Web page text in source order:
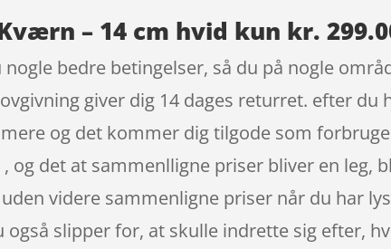
– 14 cm hvid kun kr.
bedre betingelser, så du på nogle
giver dig 14 dages returret. efter
og det kommer dig tilgode som
og det at sammenlligne priser bliver en leg,
videre sammenligne priser når du har
også slipper for, at skulle indrette sig efter,